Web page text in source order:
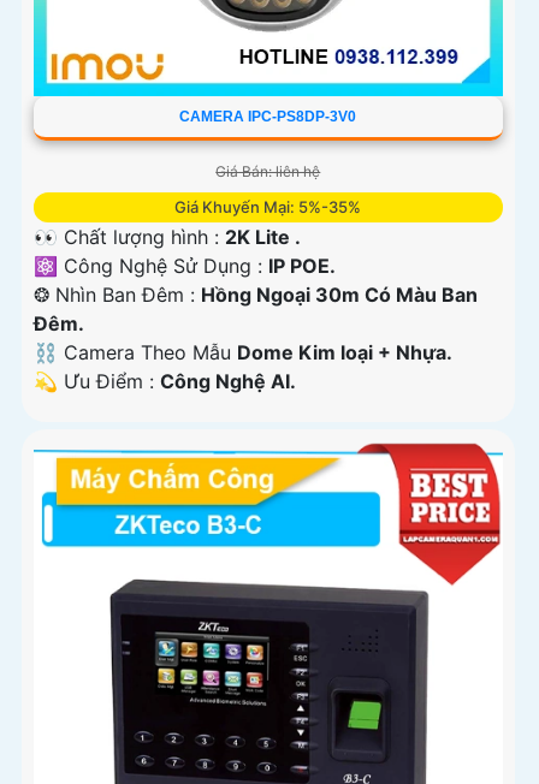
CAMERA IPC-PS8DP-3V0
Giá Bán: liên hệ
Giá Khuyến Mại: 5%-35%
👀 Chất lượng hình : 2K Lite .
⚛️ Công Nghệ Sử Dụng : IP POE.
❂ Nhìn Ban Đêm : Hồng Ngoại 30m Có Màu Ban
Ðêm.
⛓ Camera Theo Mẫu Dome Kim loại + Nhựa.
️💫 Ưu Điểm : Công Nghệ AI.